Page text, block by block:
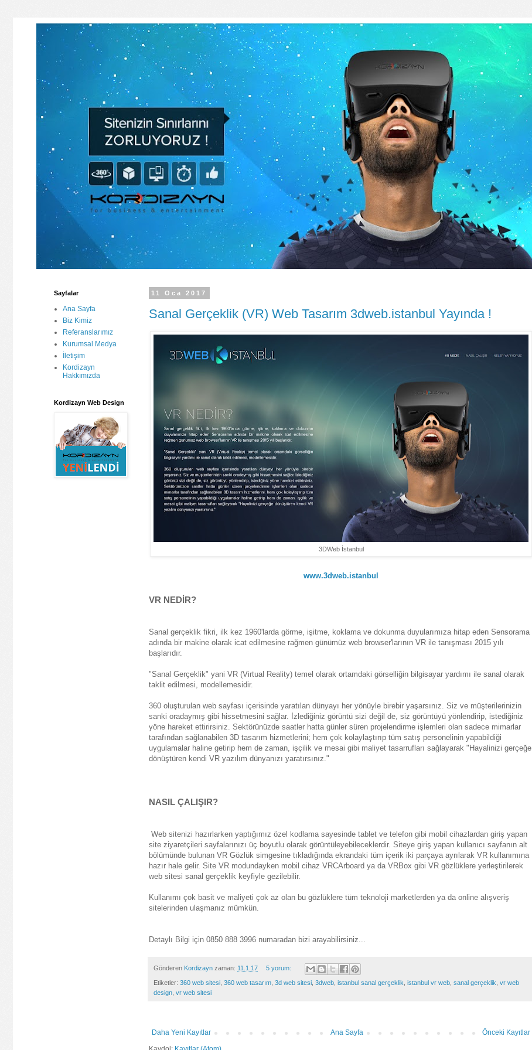
11 Oca 2017
Sanal Gerçeklik (VR) Web Tasarım 3dweb.istanbul Yayında !
3DWeb İstanbul
www.3dweb.istanbul
VR NEDİR?
Sanal gerçeklik fikri, ilk kez 1960'larda görme, işitme, koklama ve dokunma duyularımıza hitap eden Sensorama
adında bir makine olarak icat edilmesine rağmen günümüz web browser'larının VR ile tanışması 2015 yılı
başlarıdır.
"Sanal Gerçeklik" yani VR (Virtual Reality) temel olarak ortamdaki görselliğin bilgisayar yardımı ile sanal olarak
taklit edilmesi, modellemesidir.
360 oluşturulan web sayfası içerisinde yaratılan dünyayı her yönüyle birebir yaşarsınız. Siz ve müşterilerinizin
sanki oradaymış gibi hissetmesini sağlar. İzlediğiniz görüntü sizi değil de, siz görüntüyü yönlendirip, istediğiniz
yöne hareket ettirirsiniz. Sektörünüzde saatler hatta günler süren projelendirme işlemleri olan sadece mimarlar
tarafından sağlanabilen 3D tasarım hizmetlerini; hem çok kolaylaştırıp tüm satış personelinin yapabildiği
uygulamalar haline getirip hem de zaman, işçilik ve mesai gibi maliyet tasarrufları sağlayarak "Hayalinizi gerçeğe
dönüştüren kendi VR yazılım dünyanızı yaratırsınız."
NASIL ÇALIŞIR?
site ziyaretçileri sayfalarınızı üç boyutlu olarak görüntüleyebileceklerdir. Siteye giriş yapan kullanıcı sayfanın alt
bölümünde bulunan VR Gözlük simgesine tıkladığında ekrandaki tüm içerik iki parçaya ayrılarak VR kullanımına
hazır hale gelir. Site VR modundayken mobil cihaz VRCArboard ya da VRBox gibi VR gözlüklere yerleştirilerek
web sitesi sanal gerçeklik keyfiyle gezilebilir.
Kullanımı çok basit ve maliyeti çok az olan bu gözlüklere tüm teknoloji marketlerden ya da online alışveriş
sitelerinden ulaşmanız mümkün.
Detaylı Bilgi için 0850 888 3996 numaradan bizi arayabilirsiniz...
Gönderen Kordizayn zaman: 11.1.17 5 yorum:
Etiketler: 360 web sitesi 360 web tasarım 3d web sitesi 3dweb istanbul sanal gerçeklik istanbul vr web sanal gerçeklik vr web
design vr web sitesi
Daha Yeni Kayıtlar Önceki Kayıtlar
Ana Sayfa
Sayfalar
Ana Sayfa
Biz Kimiz
Referanslarımız
Kurumsal Medya
İletişim
Kordizayn
Hakkımızda
Kordizayn Web Design